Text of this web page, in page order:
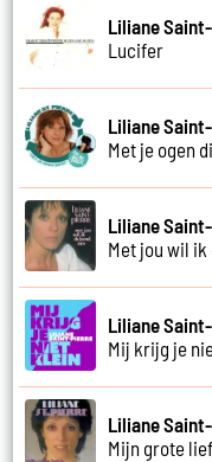
Liliane
Lucifer
Liliane
Met je ogen
Liliane
Met jou wil
Liliane
Mij krijg je
Liliane
Mijn grote